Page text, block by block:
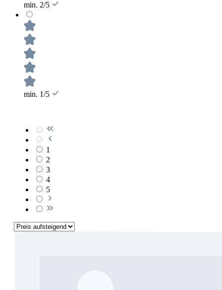
min. 2/5
min. 1/5
1
2
3
4
5